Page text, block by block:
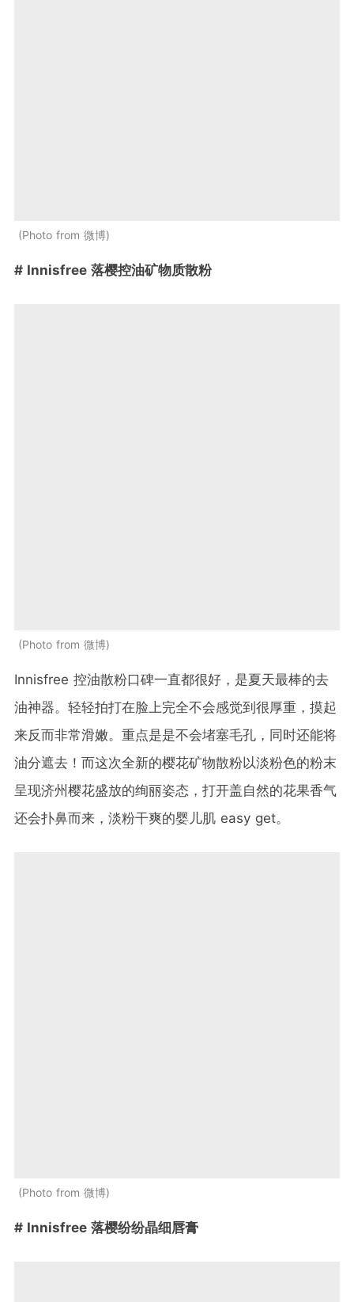
Photo from 微博
# Innisfree 落樱控油矿物质散粉
Photo from 微博
Innisfree 控油散粉口碑一直都很好，是夏天最棒的去
油神器。轻轻拍打在脸上完全不会感觉到很厚重，摸起
来反而非常滑嫩。 重点是是不会堵塞毛孔，同时还能将
油分遮去！而这次全新的樱花矿物散粉以淡粉色的粉末
呈现济州樱花盛放的绚丽姿态，打开盖自然的花果香气
还会扑鼻而来，淡粉干爽的婴儿肌 easy get。
Photo from 微博
# Innisfree 落樱纷纷晶细唇膏